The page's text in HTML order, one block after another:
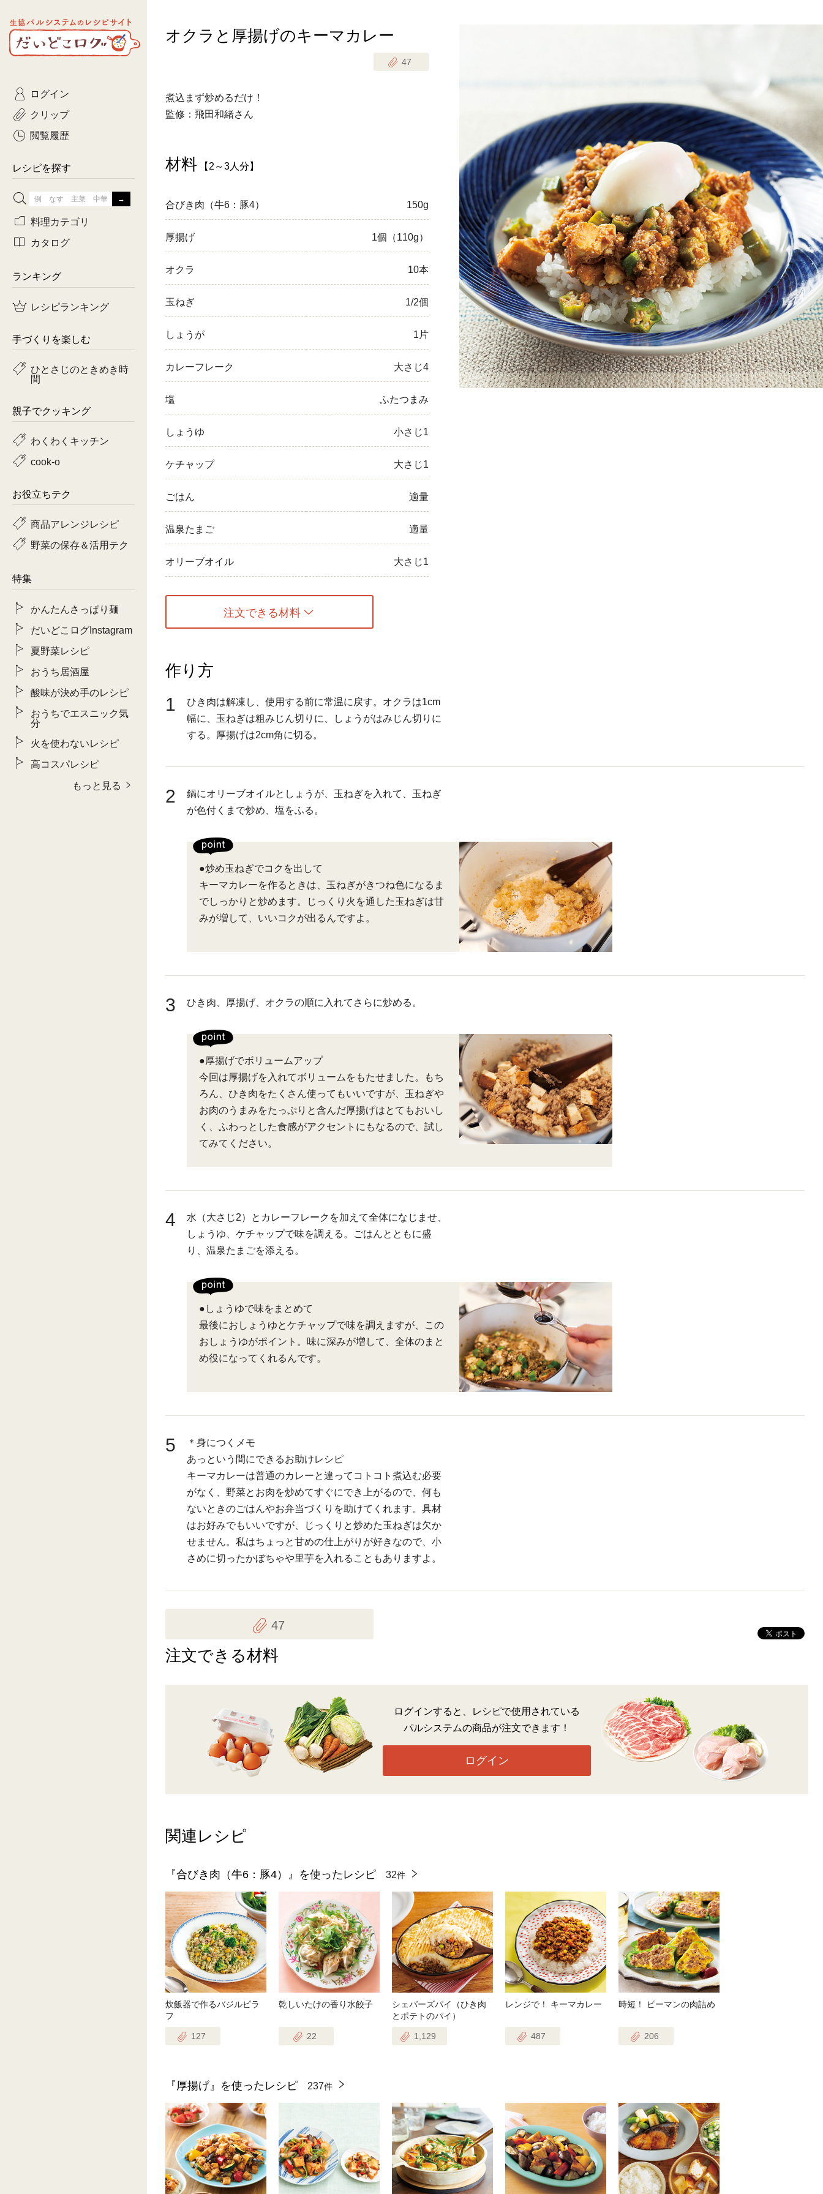
生協パルシステムのレシピ
サイト
だいどこログ
オクラと厚揚げのキーマカレー
47
煮込まず炒めるだけ！
監修：飛田和緒さん
材料 【2～3人分】
合びき肉（牛6：豚4） 150g
厚揚げ 1個（110g）
オクラ 10本
玉ねぎ 1/2個
しょうが 1片
カレーフレーク 大さじ4
塩 ふたつまみ
しょうゆ 小さじ1
ケチャップ 大さじ1
ごはん 適量
温泉たまご 適量
オリーブオイル 大さじ1
注文できる材料
作り方
1
ひき肉は解凍し、使用する前に常温に戻す。オクラは1cm
幅に、玉ねぎは粗みじん切りに、しょうがはみじん切りに
する。厚揚げは2cm角に切る。
2
鍋にオリーブオイルとしょうが、玉ねぎを入れて、玉ねぎ
が色付くまで炒め、塩をふる。
●炒め玉ねぎでコクを出して
キーマカレーを作るときは、玉ねぎがきつね色になるま
でしっかりと炒めます。じっくり火を通した玉ねぎは甘
みが増して、いいコクが出るんですよ。
3 ひき肉、厚揚げ、オクラの順に入れてさらに炒める。
●厚揚げでボリュームアップ
今回は厚揚げを入れてボリュームをもたせました。もち
ろん、ひき肉をたくさん使ってもいいですが、玉ねぎや
お肉のうまみをたっぷりと含んだ厚揚げはとてもおいし
く、ふわっとした食感がアクセントにもなるので、試し
てみてください。
4
水（大さじ2）とカレーフレークを加えて全体になじませ、
しょうゆ、ケチャップで味を調える。ごはんとともに盛
り、温泉たまごを添える。
●しょうゆで味をまとめて
最後におしょうゆとケチャップで味を調えますが、この
おしょうゆがポイント。味に深みが増して、全体のまと
め役になってくれるんです。
5
＊身につくメモ
あっという間にできるお助けレシピ
キーマカレーは普通のカレーと違ってコトコト煮込む必要
がなく、野菜とお肉を炒めてすぐにでき上がるので、何も
ないときのごはんやお弁当づくりを助けてくれます。具材
はお好みでもいいですが、じっくりと炒めた玉ねぎは欠か
せません。私はちょっと甘めの仕上がりが好きなので、小
さめに切ったかぼちゃや里芋を入れることもありますよ。
47
注文できる材料
ログインすると、レシピで使用されている
パルシステムの商品が注文できます！
ログイン
関連レシピ
『合びき肉（牛6：豚4）』を使ったレシピ 32件
炊飯器で作るバジルピラ
フ
127
乾しいたけの香り水餃子
22
シェパーズパイ（ひき肉
とポテトのパイ）
1,129
レンジで！ キーマカレー
487
時短！ ピーマンの肉詰め
206
『厚揚げ』を使ったレシピ 237件
ログイン
クリップ
閲覧履歴
レシピを探す
ひとさじのときめき時間
おきらくだ
がんばらない平日ごはん
有賀薫さんのスープ 飛田和緒さんレシピ
ピーマン なす
料理カテゴリ
主菜 副菜
常備菜・作りおき
カタログ
コトコト
yumyumいっしょごはん
乾物屋さん
ランキング
レシピランキング
手づくりを楽しむ
ひとさじのときめき時
間
親子でクッキング
わくわくキッチン
cook-o
お役立ちテク
商品アレンジレシピ
野菜の保存＆活用テク
特集
かんたんさっぱり麺
だいどこログInstagram
夏野菜レシピ
おうち居酒屋
酸味が決め手のレシピ
おうちでエスニック気
分
火を使わないレシピ
高コスパレシピ
もっと見る